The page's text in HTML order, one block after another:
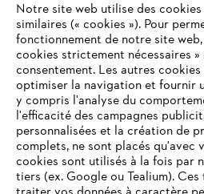
Notre site web utilise des
similaires (« cookies »). Pour
fonctionnement de notre site
cookies strictement nécessaires »
consentement. Les autres
optimiser la navigation et fournir
y compris l'analyse du
l'efficacité des campagnes
personnalisées et la création de
complets, ne sont placés qu'avec
cookies sont utilisés à la fois par
tiers (ex. Google ou Tealium).